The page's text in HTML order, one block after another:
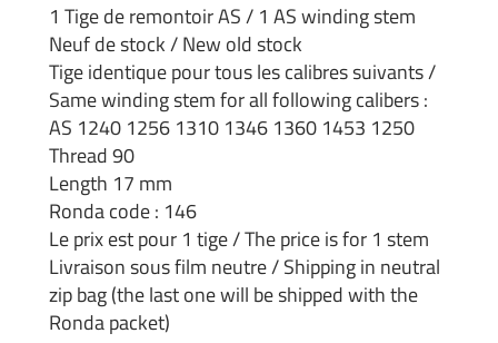
1 Tige de remontoir AS / 1 AS winding stem
Neuf de stock / New old stock
Tige identique pour tous les calibres suivants /
Same winding stem for all following calibers :
AS 1240 1256 1310 1346 1360 1453 1250
Thread 90
Length 17 mm
Ronda code : 146
Le prix est pour 1 tige / The price is for 1 stem
Livraison sous film neutre / Shipping in neutral
zip bag (the last one will be shipped with the
Ronda packet)